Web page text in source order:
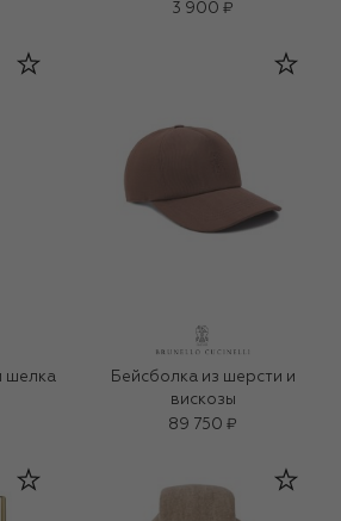
3 900 ₽
шелка
Бейсболка из шерсти и
вискозы
89 750 ₽